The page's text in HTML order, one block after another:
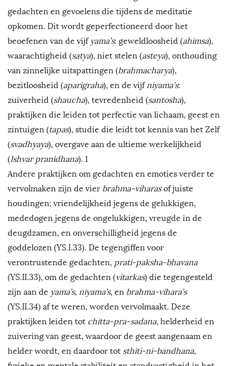
gedachten en gevoelens die tijdens de meditatie
opkomen. Dit wordt geperfectioneerd door het
beoefenen van de vijf yama’s: geweldloosheid (ahimsa),
waarachtigheid (satya), niet stelen (asteya), onthouding
van zinnelijke uitspattingen (brahmacharya),
bezitloosheid (aparigraha), en de vijfniyama’s:
zuiverheid (shaucha), tevredenheid (santosha),
praktijken die leiden tot perfectie van lichaam, geest en
zintuigen (tapas), studie die leidt tot kennis van het Zelf
(svadhyaya), overgave aan de ultieme werkelijkheid
(Ishvar pranidhana). 1
Andere praktijken om gedachten en emoties verder te
vervolmaken zijn de vier brahma-viharasof juiste
houdingen: vriendelijkheid jegens de gelukkigen,
mededogen jegens de ongelukkigen, vreugde in de
deugdzamen, en onverschilligheid jegens de
goddelozen (YS.I.33). De tegengiffen voor
verontrustende gedachten, prati-paksha-bhavana
(YS.II.33), om de gedachten (vitarkas) die tegengesteld
zijn aan de yama’s, niyama’s, en brahma-vihara’s
(YS.II.34) af te weren, worden vervolmaakt. Deze
praktijken leiden tot chitta-pra-sadana, helderheid en
zuivering van geest, waardoor de geest aangenaam en
helder wordt, en daardoor tot sthiti-ni-bandhana,